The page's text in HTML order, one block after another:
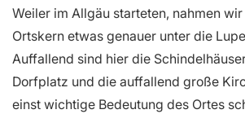
Weiler im Allgäu starteten, nahmen
Ortskern etwas genauer unter die
Auffallend sind hier die
Dorfplatz und die auffallend große
einst wichtige Bedeutung des Ortes